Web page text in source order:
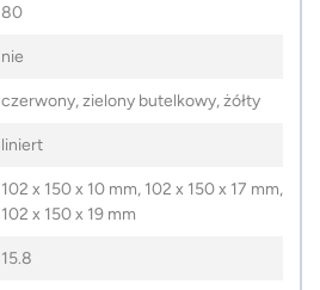
80
nie
czerwony, zielony butelkowy, żółty
liniert
102 x 150 x 10 mm, 102 x 150 x 17 mm,
102 x 150 x 19 mm
15.8